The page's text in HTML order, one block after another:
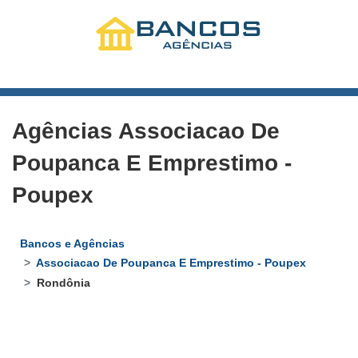
Agências Associacao De
Poupanca E Emprestimo -
Poupex
Bancos e Agências
Associacao De Poupanca E Emprestimo - Poupex
Rondônia